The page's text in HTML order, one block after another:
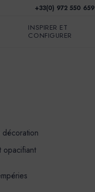
+33(0) 972 550 659
INSPIRER ET
CONFIGURER
opacifiant